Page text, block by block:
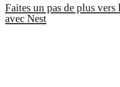
Faites un pas de plus
avec Nest